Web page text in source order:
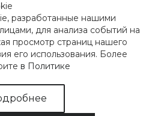
разработанные нашими
для анализа событий на
просмотр страниц нашего
его использования. Более
в Политике